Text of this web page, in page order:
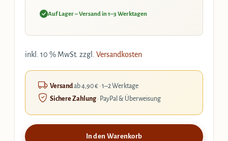
Auf Lager – Versand in 1–3 Werktagen
inkl. 10 % MwSt. zzgl. Versandkosten
Versandab 4,90 € · 1–2 Werktage
Sichere Zahlung· PayPal & Überweisung
In den Warenkorb